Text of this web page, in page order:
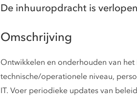
De inhuuropdracht is
Omschrijving
Ontwikkelen en onderhouden van
technische/operationele niveau,
IT. Voer periodieke updates van